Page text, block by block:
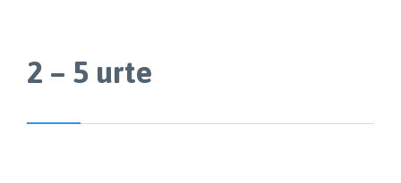
2 – 5 urte